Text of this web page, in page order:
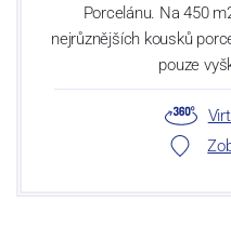
Porcelánu. Na 450
nejrůznějších kousků
pouze